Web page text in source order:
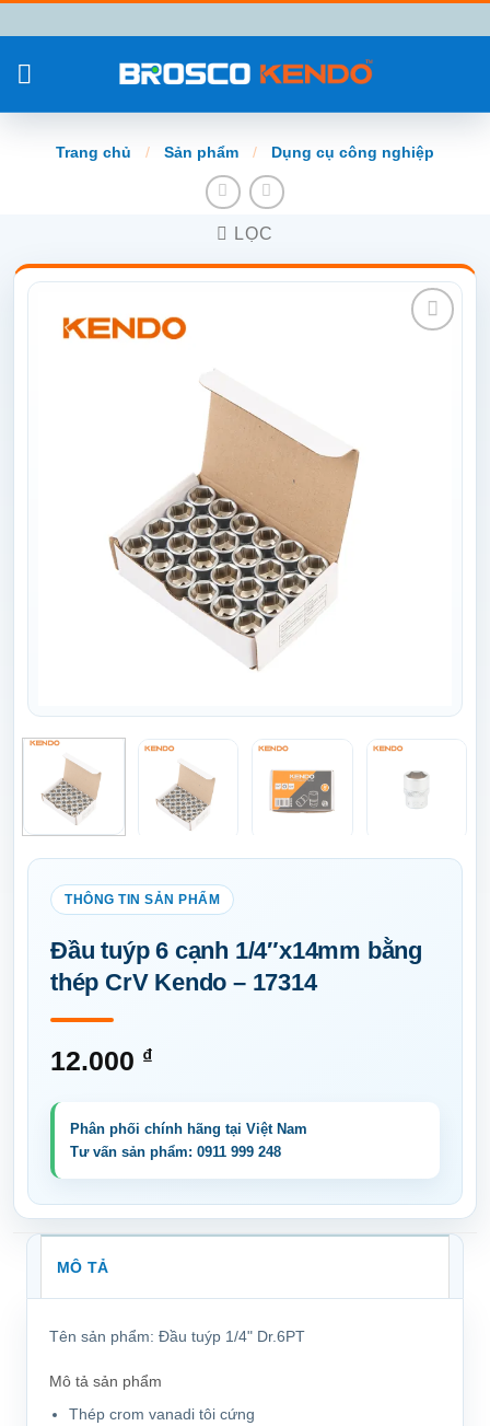
đến
nội
Trang chủ / Sản phẩm / Dụng cụ công nghiệp
LỌC
Đầu tuýp 6 cạnh 1/4″x14mm bằng
thép CrV Kendo – 17314
12.000 ₫
MÔ TẢ
Tên sản phẩm: Đầu tuýp 1/4" Dr.6PT
Mô tả sản phẩm
Thép crom vanadi tôi cứng